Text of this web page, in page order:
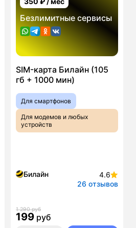
Безлимитные сервисы
SIM-карта Билайн (105
гб + 1000 мин)
Для смартфонов
Для модемов и любых
устройств
Билайн
4.6
26 отзывов
1 290 руб
199 руб